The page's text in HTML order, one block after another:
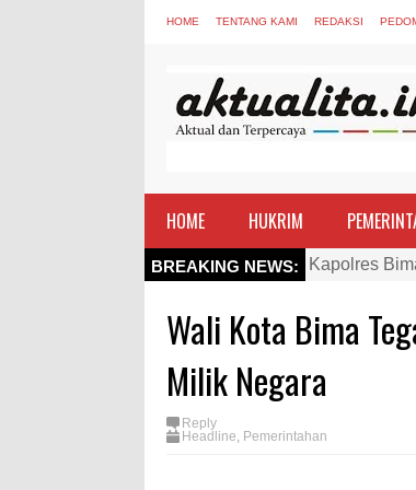
HOME TENTANG KAMI REDAKSI
HOME HUKRIM
BREAKING NEWS:
Kapolres
Staf Ahli
Satpolairud
Perkuat
Nobar Piala
Wali Kota Bima
Milik Negara
Reply
Headline, Pemerintahan